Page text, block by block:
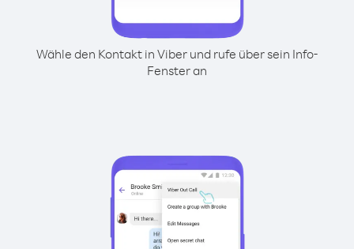
Wähle den Kontakt in Viber und rufe über sein Info-
Fenster an